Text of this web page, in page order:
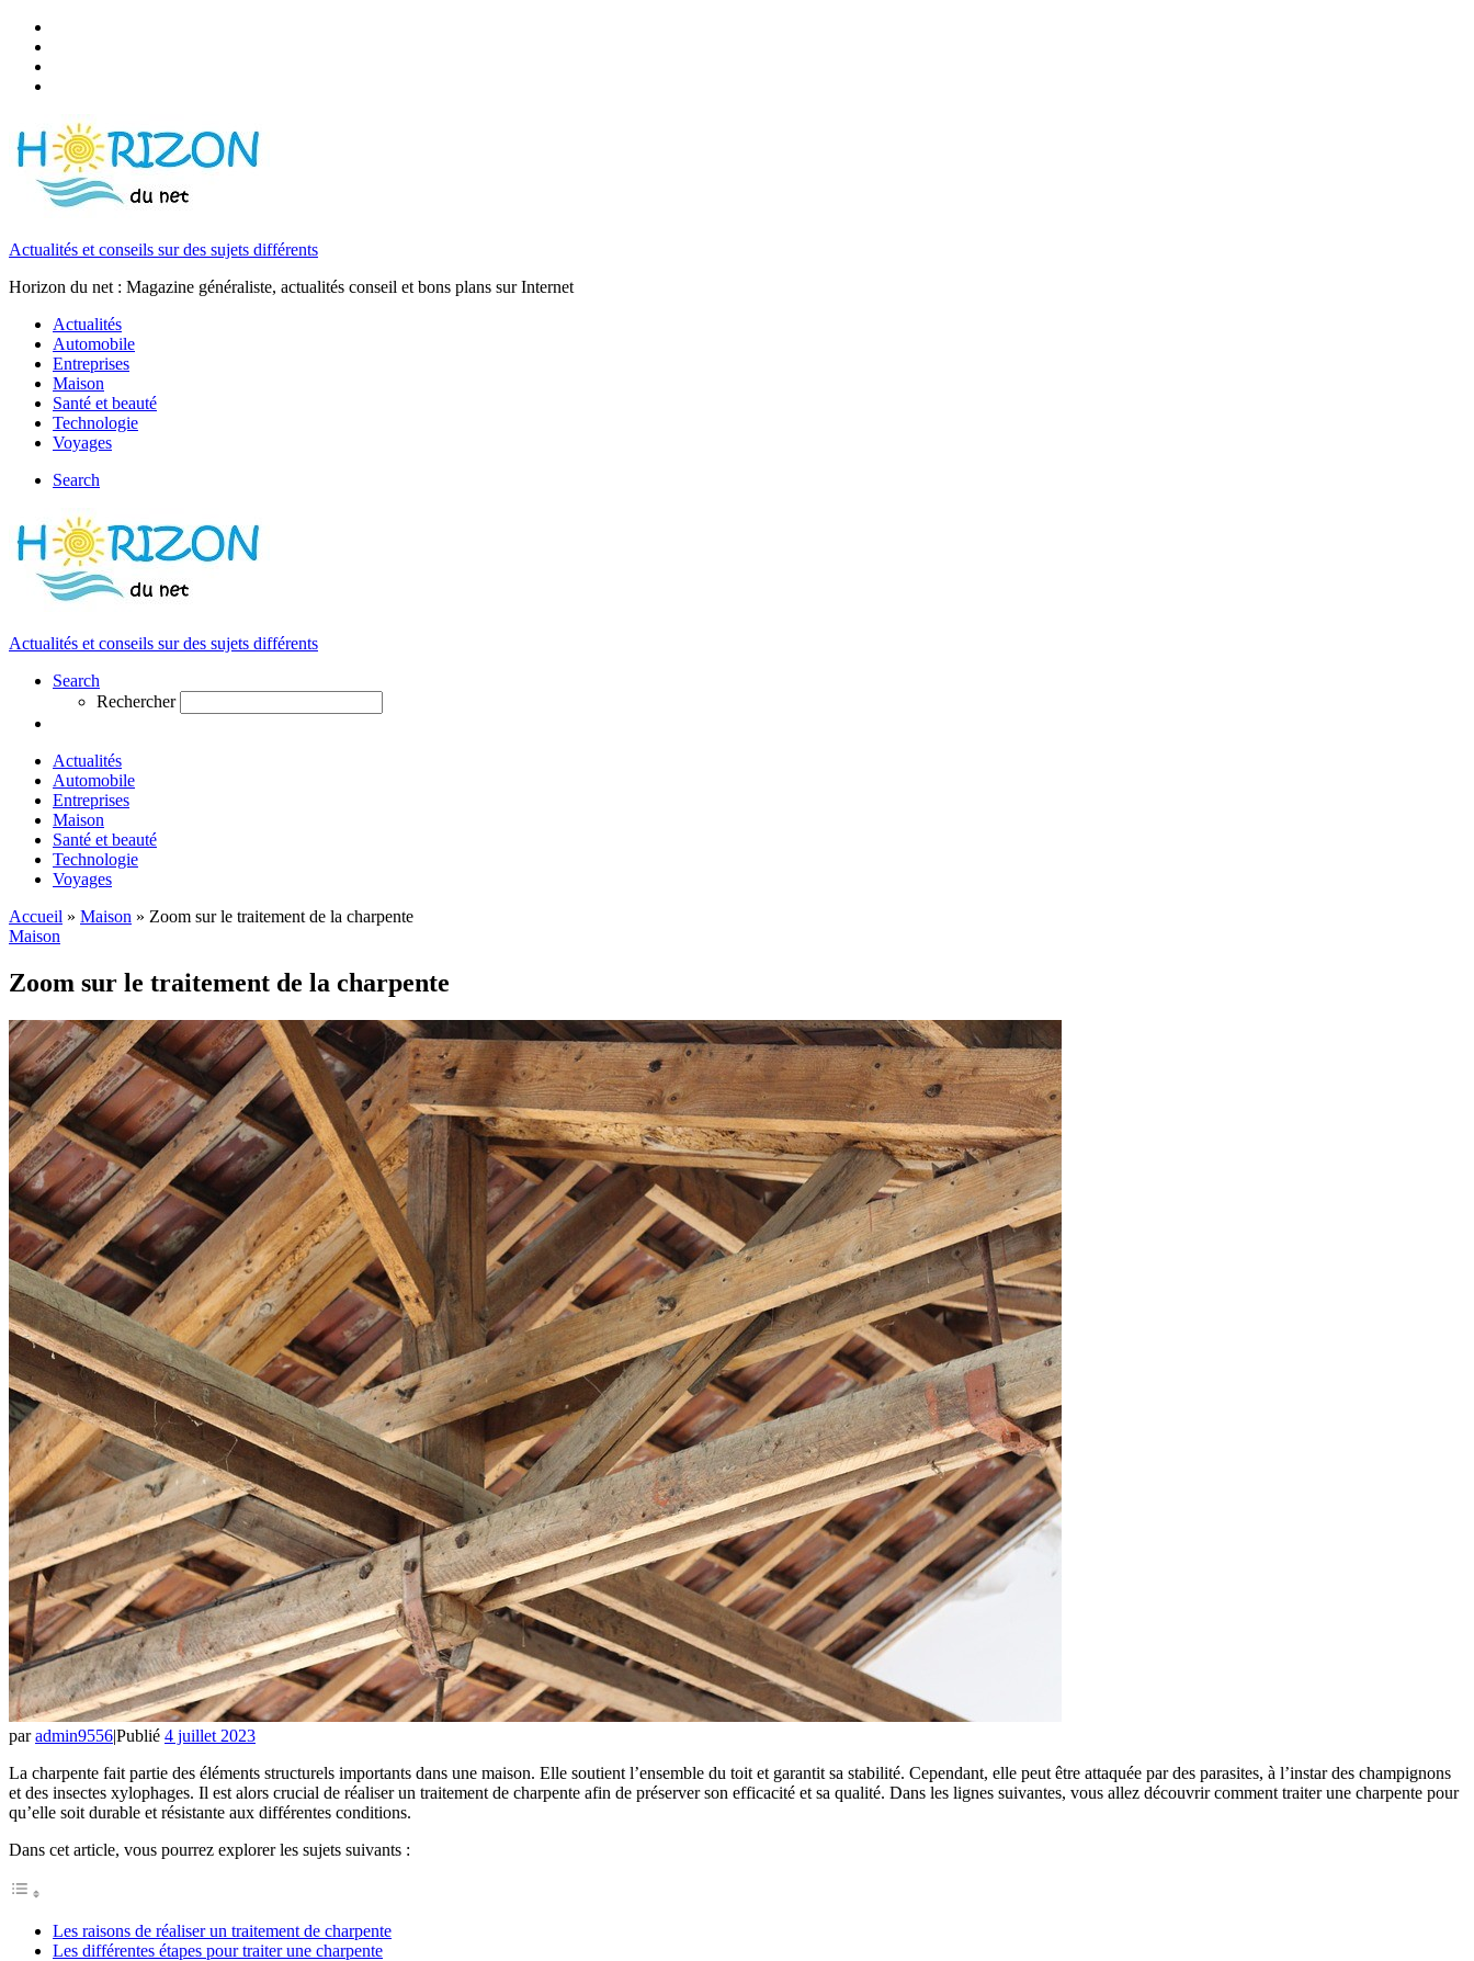
Actualités et conseils sur des sujets différents
Horizon du net : Magazine généraliste, actualités conseil et bons plans sur Internet
Actualités
Automobile
Entreprises
Maison
Santé et beauté
Technologie
Voyages
Search
Actualités et conseils sur des sujets différents
Search
Rechercher
Actualités
Automobile
Entreprises
Maison
Santé et beauté
Technologie
Voyages
Accueil » Maison » Zoom sur le traitement de la charpente
Maison
Zoom sur le traitement de la charpente
paradmin9556|Publié 4 juillet 2023
La charpente fait partie des éléments structurels importants dans une maison. Elle soutient l’ensemble du toit et garantit sa stabilité. Cependant, elle peut être attaquée par des parasites, à l’instar des champignons
et des insectes xylophages. Il est alors crucial de réaliser un traitement de charpente afin de préserver son efficacité et sa qualité. Dans les lignes suivantes, vous allez découvrir comment traiter une charpente pour
qu’elle soit durable et résistante aux différentes conditions.
Dans cet article, vous pourrez explorer les sujets suivants :
Les raisons de réaliser un traitement de charpente
Les différentes étapes pour traiter une charpente